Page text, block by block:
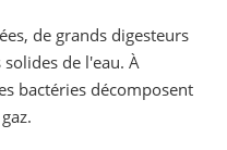
de grands digesteurs
de l'eau. À
bactéries décomposent